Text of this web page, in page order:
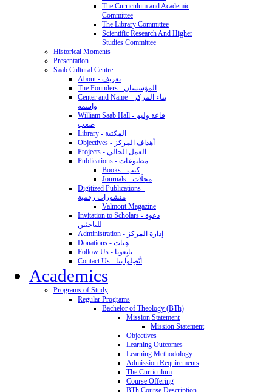
The Curriculum and Academic
Committee
The Library Committee
Scientific Research And Higher
Studies Committee
Historical Moments
Presentation
Saab Cultural Centre
About - تعريف
The Founders - المؤسسان
Center and Name - بناء المركز
واسمه
William Saab Hall - قاعة وليم
صعب
Library - المكتبة
Objectives - أهداف المركز
Projects - العمل الحالي
Publications - مطبوعات
Books - كتب
Journals - مجلّات
Digitized Publications -
منشورات رقمية
Valmont Magazine
Invitation to Scholars - دعوة
للباحثين
Administration - إدارة المركز
Donations - هِبات
Follow Us - تابِعونا
Contact Us - اتَّصِلوا بنا
Academics
Programs of Study
Regular Programs
Bachelor of Theology (BTh)
Mission Statement
Mission Statement
Objectives
Learning Outcomes
Learning Methodology
Admission Requirements
The Curriculum
Course Offering
BTh Course Description